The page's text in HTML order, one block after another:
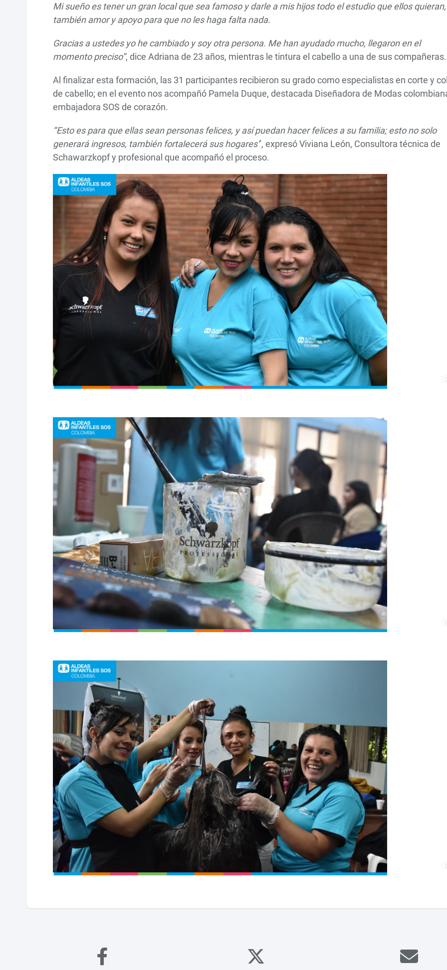
Mi sueño es tener un gran local que sea famoso y darle a mis hijos todo el estudio que ellos quieran,
también amor y apoyo para que no les haga falta nada.
Gracias a ustedes yo he cambiado y soy otra persona. Me han ayudado mucho, llegaron en el
momento preciso’’, dice Adriana de 23 años, mientras le tintura el cabello a una de sus compañeras.
Al finalizar esta formación, las 31 participantes recibieron su grado como especialistas en corte y
de cabello; en el evento nos acompañó Pamela Duque, destacada Diseñadora de Modas
embajadora SOS de corazón.
‘’Esto es para que ellas sean personas felices, y así puedan hacer felices a su familia; esto no solo
generará ingresos, también fortalecerá sus hogares’’, expresó Viviana León, Consultora técnica de
Schawarzkopf y profesional que acompañó el proceso.